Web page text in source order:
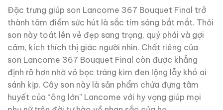
Đặc trưng giúp son Lancome 367 Bouquet Final trở
thành tâm điểm sức hút là sắc tím sáng bắt mắt. Thỏi
son này toát lên vẻ đẹp sang trọng, quý phái và gợi
cảm, kích thích thị giác người nhìn. Chất riêng của
son Lancome 367 Bouquet Final còn được khẳng
định rõ hơn nhờ vỏ bọc tráng kim đen lộng lẫy khó ai
sánh kịp. Cây son này là sản phẩm chứa đựng tâm
huyết của “ông lớn” Lancome với hy vọng giúp mọi